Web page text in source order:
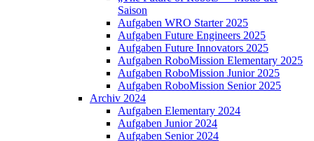
Saison
Aufgaben WRO Starter 2025
Aufgaben Future Engineers 2025
Aufgaben Future Innovators 2025
Aufgaben RoboMission Elementary 2025
Aufgaben RoboMission Junior 2025
Aufgaben RoboMission Senior 2025
Archiv 2024
Aufgaben Elementary 2024
Aufgaben Junior 2024
Aufgaben Senior 2024